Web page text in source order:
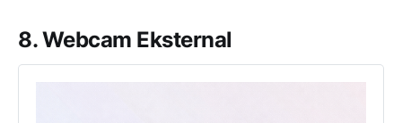
8. Webcam Eksternal